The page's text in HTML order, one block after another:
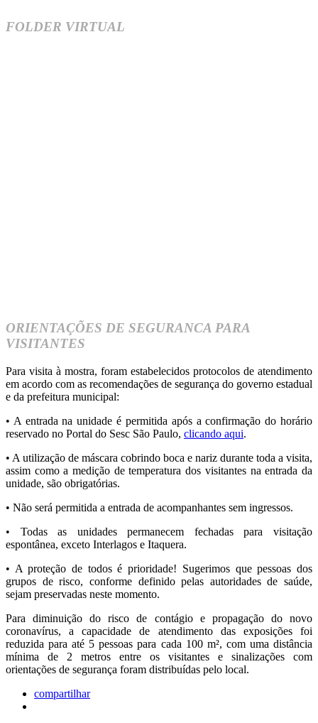
FOLDER VIRTUAL
ORIENTAÇÕES DE SEGURANCA PARA
VISITANTES
Para visita à mostra, foram estabelecidos protocolos de atendimento
em acordo com as recomendações de segurança do governo estadual
e da prefeitura municipal:
• A entrada na unidade é permitida após a confirmação do horário
reservado no Portal do Sesc São Paulo, clicando aqui.
• A utilização de máscara cobrindo boca e nariz durante toda a visita,
assim como a medição de temperatura dos visitantes na entrada da
unidade, são obrigatórias.
• Não será permitida a entrada de acompanhantes sem ingressos.
• Todas as unidades permanecem fechadas para visitação
espontânea, exceto Interlagos e Itaquera.
• A proteção de todos é prioridade! Sugerimos que pessoas dos
grupos de risco, conforme definido pelas autoridades de saúde,
sejam preservadas neste momento.
Para diminuição do risco de contágio e propagação do novo
coronavírus, a capacidade de atendimento das exposições foi
reduzida para até 5 pessoas para cada 100 m², com uma distância
mínima de 2 metros entre os visitantes e sinalizações com
orientações de segurança foram distribuídas pelo local.
compartilhar